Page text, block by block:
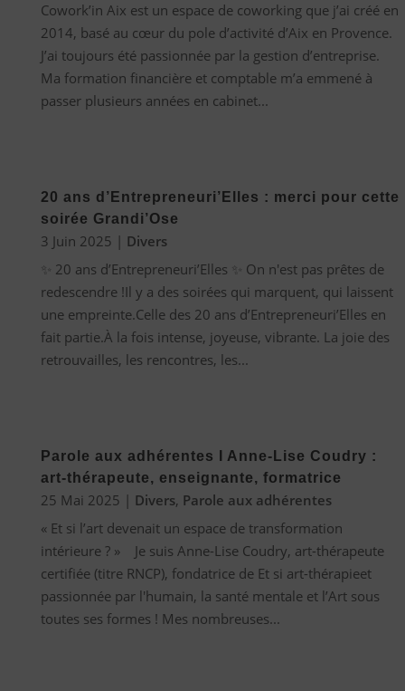
Cowork’in Aix est un espace de coworking que j’ai créé en
2014, basé au cœur du pole d’activité d’Aix en Provence.
J’ai toujours été passionnée par la gestion d’entreprise.
Ma formation financière et comptable m’a emmené à
passer plusieurs années en cabinet...
20 ans d’Entrepreneuri’Elles : merci pour cette
soirée Grandi’Ose
3 Juin 2025 | Divers
✨ 20 ans d’Entrepreneuri’Elles ✨ On n'est pas prêtes de
redescendre !Il y a des soirées qui marquent, qui laissent
une empreinte.Celle des 20 ans d’Entrepreneuri’Elles en
fait partie.À la fois intense, joyeuse, vibrante. La joie des
retrouvailles, les rencontres, les...
Parole aux adhérentes I Anne-Lise Coudry :
art-thérapeute, enseignante, formatrice
25 Mai 2025 | Divers, Parole aux adhérentes
« Et si l’art devenait un espace de transformation
intérieure ? » Je suis Anne-Lise Coudry, art-thérapeute
certifiée (titre RNCP), fondatrice de Et si art-thérapieet
passionnée par l'humain, la santé mentale et l’Art sous
toutes ses formes ! Mes nombreuses...